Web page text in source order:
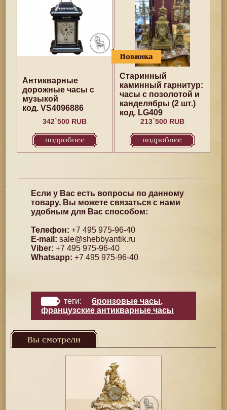
Антикварные
дорожные часы с
музыкой
код. VS4096886
342`500 RUB
подробнее
Новинка
Старинный
каминный гарнитур:
часы с позолотой и
канделябры (2 шт.)
код. LG409
213`500 RUB
подробнее
Если у Вас есть вопросы по данному
товару, Вы можете связаться с нами
удобным для Вас способом:
Телефон: +7 495 975-96-40
E-mail: sale@shebbyantik.ru
Viber: +7 495 975-96-40
Whatsapp: +7 495 975-96-40
теги: бронзовые часы,
французские антикварные часы
Вы смотрели